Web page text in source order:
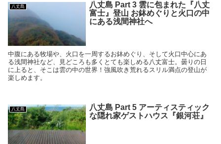
八丈島
八丈島 Part 3 雲に包まれた『八丈
富士』登山 お鉢めぐりと火口の中
にある浅間神社へ
中腹にある牧場や、火口を一周するお鉢めぐり、そして火口中心にあ
る浅間神社など、見どころも多くとても楽しめる八丈富士。曇りの日
に上ると、そこは雲の中の世界！強風吹き荒れるスリル満点の登山が
楽しめます。
八丈島
八丈島 Part 5 アーティスティック
な隠れ家ゲストハウス『銀河荘』